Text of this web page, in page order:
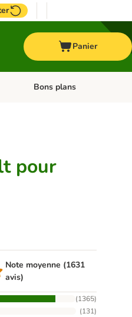
Panier
Dérouler les catégories: Top
Bons plans
pour
Note moyenne (1631
avis)
(1365)
(131)